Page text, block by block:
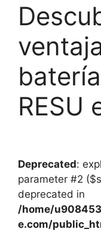
RESU
Deprecated:
parameter #2
deprecated in
/home/
e.com/